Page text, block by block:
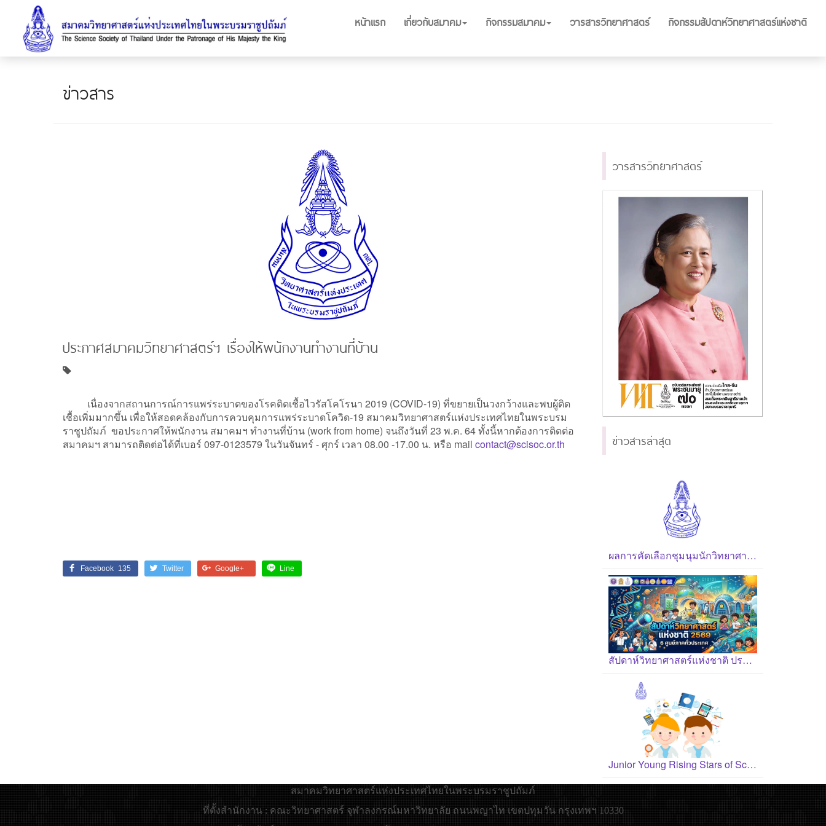
หน้าแรก เกี่ยวกับสมาคม กิจกรรมสมาคม วารสารวิทยาศาสตร์ กิจกรรมสัปดาห์วิทยาศาสตร์แห่งชาติ
ข่าวสาร
ประกาศสมาคมวิทยาศาสตร์ฯ เรื่องให้พนักงานทำงานที่บ้าน
เนื่องจากสถานการณ์การแพร่ระบาดของโรคติดเชื้อไวรัสโคโรนา 2019 (COVID-19) ที่ขยายเป็นวงกว้างและพบผู้ติด
เชื้อเพิ่มมากขึ้น เพื่อให้สอดคล้องกับการควบคุมการแพร่ระบาดโควิด-19 สมาคมวิทยาศาสตร์แห่งประเทศไทยในพระบรม
ราชูปถัมภ์ ขอประกาศให้พนักงาน สมาคมฯ ทำงานที่บ้าน (work from home) จนถึงวันที่ 23 พ.ค. 64 ทั้งนี้หากต้องการติดต่อ
สมาคมฯ สามารถติดต่อได้ที่เบอร์ 097-0123579 ในวันจันทร์ - ศุกร์ เวลา 08.00 -17.00 น. หรือ mail contact@scisoc.or.th
Facebook 135 Twitter Google+ Line
วารสารวิทยาศาสตร์
ข่าวสารล่าสุด
ผลการคัดเลือกชุมนุมนักวิทยาศาสตร์รุ่นเยาว์ ปี 2569
สัปดาห์วิทยาศาสตร์แห่งชาติ ประจำปี 2569
Junior Young Rising Stars of Science Award 2026
สมาคมวิทยาศาสตร์แห่งประเทศไทยในพระบรมราชูปถัมภ์
ที่ตั้งสำนักงาน : คณะวิทยาศาสตร์ จุฬาลงกรณ์มหาวิทยาลัย ถนนพญาไท เขตปทุมวัน กรุงเทพฯ 10330